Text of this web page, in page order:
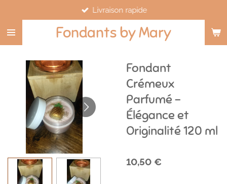
contenu
principal
Fondants by Mary
Livraison rapide
Fondant
Crémeux
Parfumé -
Élégance et
Originalité 120 ml
10,50 €